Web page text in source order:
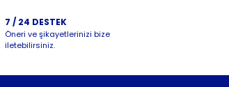
7 / 24 DESTEK
Öneri ve şikayetlerinizi bize
iletebilirsiniz.